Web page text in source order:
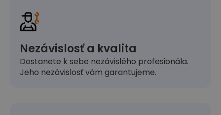
Nezávislosť a kvalita
Dostanete k sebe nezávislého profesionála.
Jeho nezávislosť vám garantujeme.